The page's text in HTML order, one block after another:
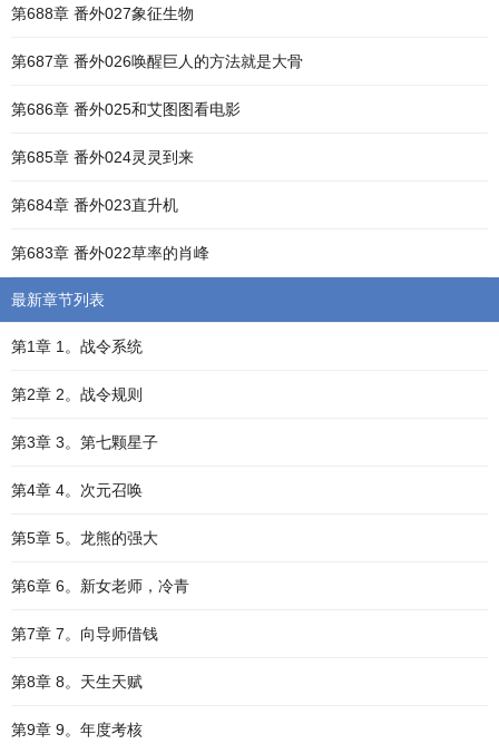
第688章 番外027象征生物
第687章 番外026唤醒巨人的方法就是大骨
第686章 番外025和艾图图看电影
第685章 番外024灵灵到来
第684章 番外023直升机
第683章 番外022草率的肖峰
最新章节列表
第1章 1。战令系统
第2章 2。战令规则
第3章 3。第七颗星子
第4章 4。次元召唤
第5章 5。龙熊的强大
第6章 6。新女老师，冷青
第7章 7。向导师借钱
第8章 8。天生天赋
第9章 9。年度考核